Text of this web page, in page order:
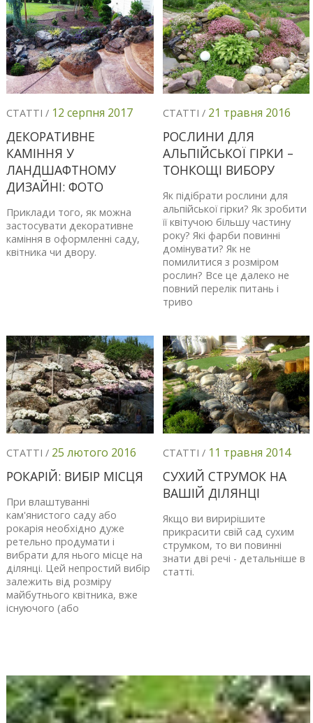
СТАТТІ / 12 серпня 2017
ДЕКОРАТИВНЕ
КАМІННЯ У
ЛАНДШАФТНОМУ
ДИЗАЙНІ: ФОТО
Приклади того, як можна
застосувати декоративне
каміння в оформленні саду,
квітника чи двору.
СТАТТІ / 21 травня 2016
РОСЛИНИ ДЛЯ
АЛЬПІЙСЬКОЇ ГІРКИ –
ТОНКОЩІ ВИБОРУ
Як підібрати рослини для
альпійської гірки? Як зробити
її квітучою більшу частину
року? Які фарби повинні
домінувати? Як не
помилитися з розміром
рослин? Все це далеко не
повний перелік питань і
триво
СТАТТІ / 25 лютого 2016
РОКАРІЙ: ВИБІР МІСЦЯ
При влаштуванні
кам'янистого саду або
рокарія необхідно дуже
ретельно продумати і
вибрати для нього місце на
ділянці. Цей непростий вибір
залежить від розміру
майбутнього квітника, вже
існуючого (або
СТАТТІ / 11 травня 2014
СУХИЙ СТРУМОК НА
ВАШІЙ ДІЛЯНЦІ
Якщо ви вирирішите
прикрасити свій сад сухим
струмком, то ви повинні
знати дві речі - детальніше в
статті.